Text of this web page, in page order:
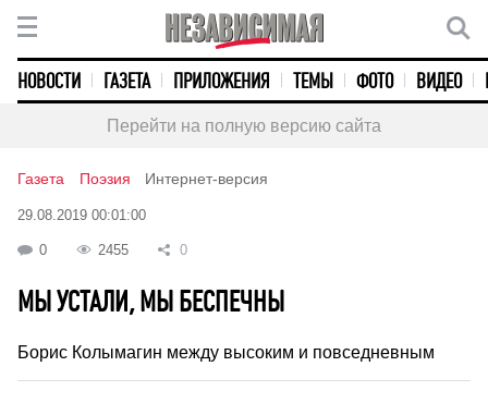
НОВОСТИ ГАЗЕТА ПРИЛОЖЕНИЯ ТЕМЫ ФОТО ВИДЕО
Перейти на полную версию сайта
Газета Поэзия Интернет-версия
29.08.2019 00:01:00
0 2455 0
МЫ УСТАЛИ, МЫ БЕСПЕЧНЫ
Борис Колымагин между высоким и повседневным